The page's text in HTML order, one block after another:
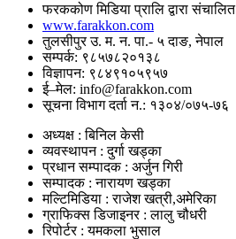
फरककोण मिडिया प्रालि द्वारा संचालित
www.farakkon.com
तुलसीपुर उ. म. न. पा.- ५ दाङ, नेपाल
सम्पर्क: ९८५७८२०१३८
विज्ञापन: ९८४९१०५९५७
ई–मेल: info@farakkon.com
सूचना विभाग दर्ता न.: १३०४/०७५-७६
अध्यक्ष : बिनिल केसी
व्यवस्थापन : दुर्गा खड्का
प्रधान सम्पादक : अर्जुन गिरी
सम्पादक : नारायण खड्का
मल्टिमिडिया : राजेश खत्री,अमेरिका
ग्राफिक्स डिजाइनर : लालु चौधरी
रिपोर्टर : यमकला भुसाल